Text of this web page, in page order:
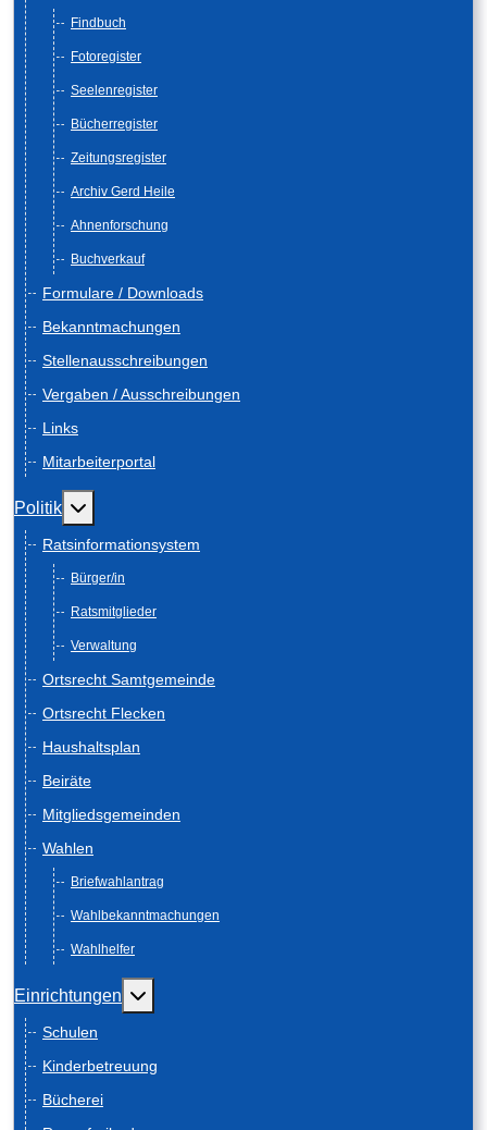
Findbuch
Fotoregister
Seelenregister
Bücherregister
Zeitungsregister
Archiv Gerd Heile
Ahnenforschung
Buchverkauf
Formulare / Downloads
Bekanntmachungen
Stellenausschreibungen
Vergaben / Ausschreibungen
Links
Mitarbeiterportal
Politik Weitere Informationen: Politik
Ratsinformationsystem
Bürger/in
Ratsmitglieder
Verwaltung
Ortsrecht Samtgemeinde
Ortsrecht Flecken
Haushaltsplan
Beiräte
Mitgliedsgemeinden
Wahlen
Briefwahlantrag
Wahlbekanntmachungen
Wahlhelfer
Einrichtungen Weitere Informationen: Einrichtungen
Schulen
Kinderbetreuung
Bücherei